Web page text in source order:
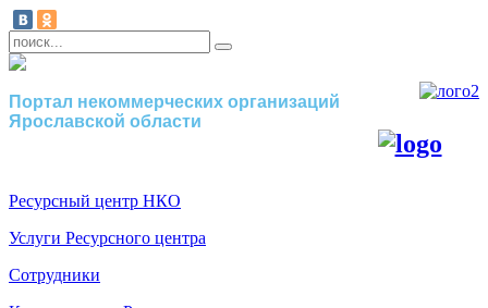
Портал некоммерческих организаций
Ярославской области
Ресурсный центр НКО
Услуги Ресурсного центра
Сотрудники